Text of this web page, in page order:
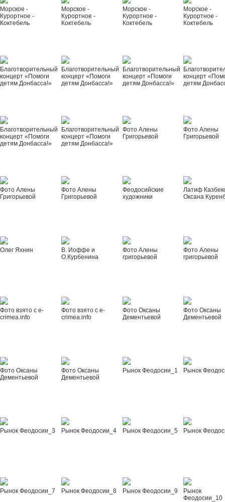
Морское -
Курортное -
Коктебель
Морское -
Курортное -
Коктебель
Морское -
Курортное -
Коктебель
Морское -
Курортное -
Коктебель
Благотворительный
концерт «Помоги
детям Донбасса!»
Благотворительный
концерт «Помоги
детям Донбасса!»
Благотворительный
концерт «Помоги
детям Донбасса!»
концерт
детям
Благотворительный
концерт «Помоги
детям Донбасса!»
Благотворительный
концерт «Помоги
детям Донбасса!»
Фото Алены
Григорьевой
Фото Алены
Григорьевой
Фото Алены
Григорьевой
Фото Алены
Григорьевой
Феодосийские
художники
Латиф
Оксана
Олег Яхнин
В. Иоффе и
О.Курбенина
Фото Алены
григорьевой
Фото Алены
григорьевой
Фото взято с e-
crimea.info
Фото взято с e-
crimea.info
Фото Оксаны
Дементьевой
Фото Оксаны
Дементьевой
Фото Оксаны
Дементьевой
Фото Оксаны
Дементьевой
Рынок Феодосии_1 Рынок
Рынок Феодосии_3 Рынок Феодосии_4 Рынок Феодосии_5 Рынок
Рынок Феодосии_7 Рынок Феодосии_8 Рынок Феодосии_9
Рынок
Феодосии_10